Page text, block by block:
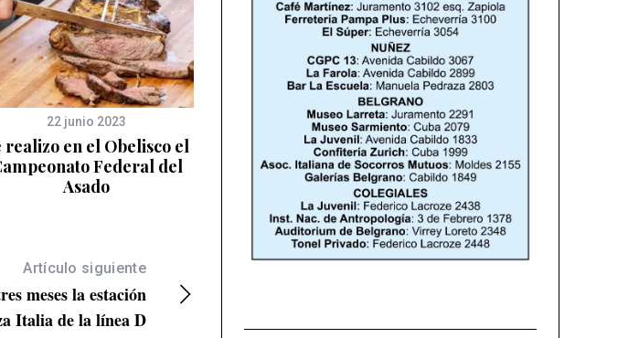
22 junio 2023
realizo en el Obelisco el
Federal del
Asado
Artículo siguiente
meses la estación
Italia de la línea D